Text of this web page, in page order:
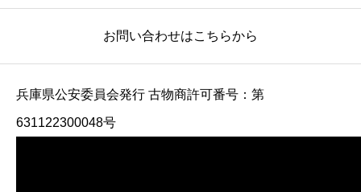
お問い合わせはこちらから
兵庫県公安委員会発行 古物商許可番号：第
631122300048号